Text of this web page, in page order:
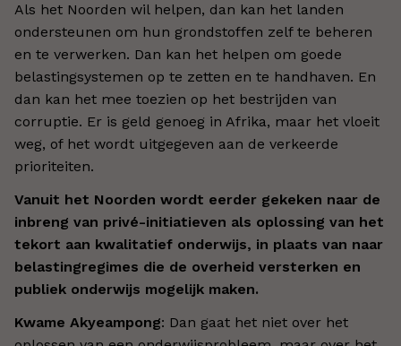
Als het Noorden wil helpen, dan kan het landen
ondersteunen om hun grondstoffen zelf te beheren
en te verwerken. Dan kan het helpen om goede
belastingsystemen op te zetten en te handhaven. En
dan kan het mee toezien op het bestrijden van
corruptie. Er is geld genoeg in Afrika, maar het vloeit
weg, of het wordt uitgegeven aan de verkeerde
prioriteiten.
Vanuit het Noorden wordt eerder gekeken naar de
inbreng van privé-initiatieven als oplossing van het
tekort aan kwalitatief onderwijs, in plaats van naar
belastingregimes die de overheid versterken en
publiek onderwijs mogelijk maken.
Kwame Akyeampong: Dan gaat het niet over het